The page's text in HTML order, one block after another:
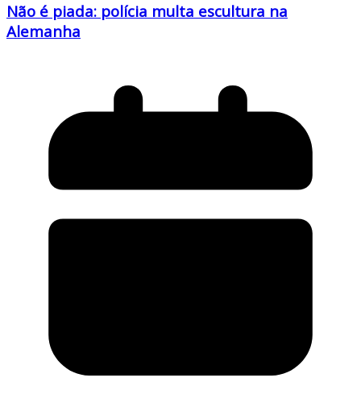
Não é piada: polícia multa escultura na
Alemanha